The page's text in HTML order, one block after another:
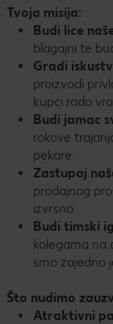
Tvoja misija:
Budi lice
blagajni te
Gradi
proizvodi
kupci rado
Budi jamac
rokove
pekare.
Zastupaj
prodajnog
izvrsno.
Budi timski
kolegama na
smo zajedno
Što nudimo
Atraktivni